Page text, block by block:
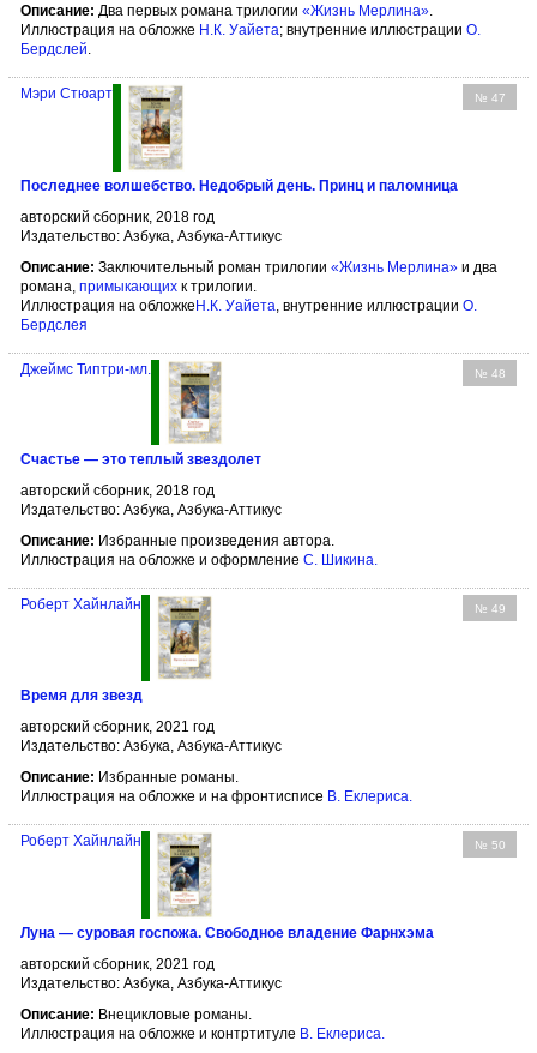
Описание: Два первых романа трилогии «Жизнь Мерлина».
Иллюстрация на обложке Н.К. Уайета; внутренние иллюстрации О.
Бердслей.
№ 47
Мэри Стюарт
Последнее волшебство. Недобрый день. Принц и паломница
авторский сборник, 2018 год
Издательство: Азбука, Азбука-Аттикус
Описание: Заключительный роман трилогии «Жизнь Мерлина» и два
романа, примыкающих к трилогии.
Иллюстрация на обложке Н.К. Уайета, внутренние иллюстрации О.
Бердслея
№ 48
Джеймс Типтри-мл.
Счастье — это теплый звездолет
авторский сборник, 2018 год
Издательство: Азбука, Азбука-Аттикус
Описание: Избранные произведения автора.
Иллюстрация на обложке и оформление С. Шикина.
№ 49
Роберт Хайнлайн
Время для звезд
авторский сборник, 2021 год
Издательство: Азбука, Азбука-Аттикус
Описание: Избранные романы.
Иллюстрация на обложке и на фронтисписе В. Еклериса.
№ 50
Роберт Хайнлайн
Луна — суровая госпожа. Свободное владение Фарнхэма
авторский сборник, 2021 год
Издательство: Азбука, Азбука-Аттикус
Описание: Внецикловые романы.
Иллюстрация на обложке и контртитуле В. Еклериса.